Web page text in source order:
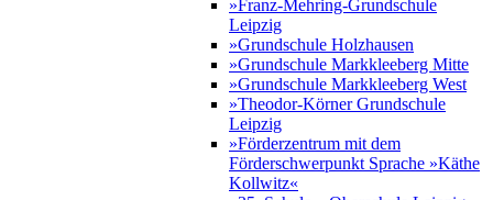
»Franz-Mehring-Grundschule
Leipzig
»Grundschule Holzhausen
»Grundschule Markkleeberg Mitte
»Grundschule Markkleeberg West
»Theodor-Körner Grundschule
Leipzig
»Förderzentrum mit dem
Förderschwerpunkt Sprache »Käthe
Kollwitz«